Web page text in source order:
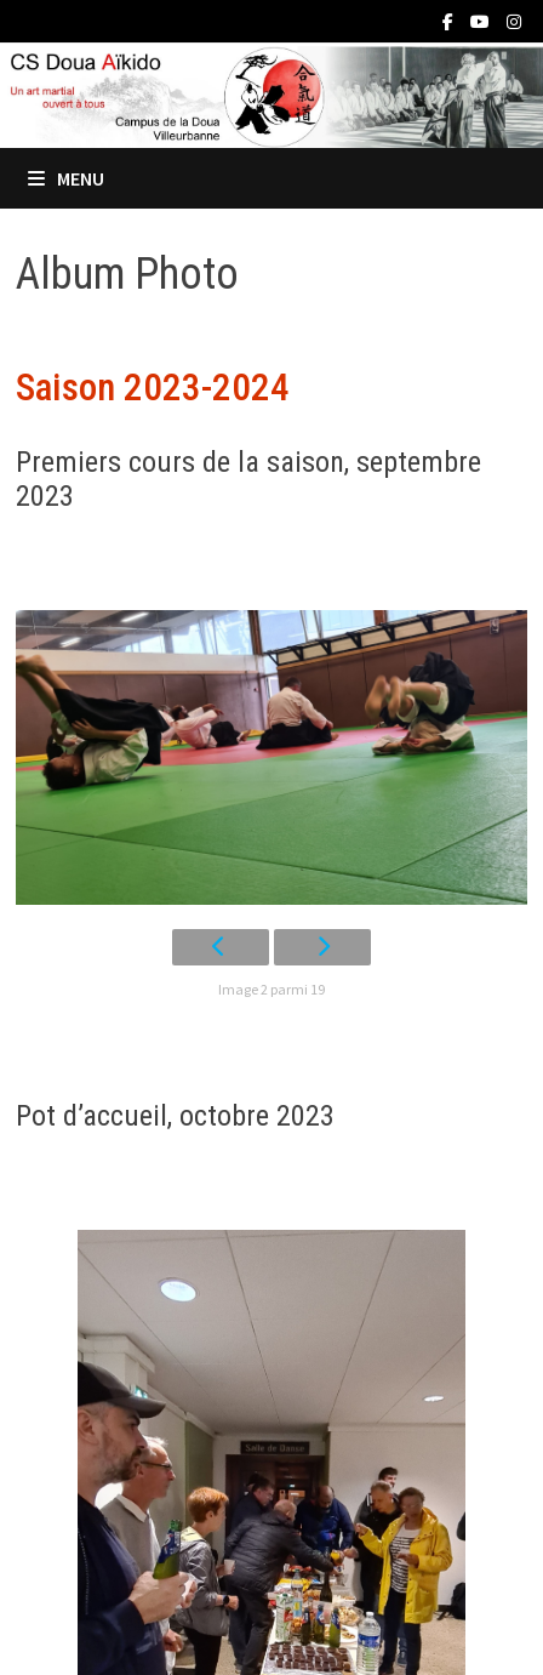
au
contenu
MENU
Album Photo
Saison 2023-2024
Premiers cours de la saison, septembre
2023
Image 2 parmi 19
Pot d’accueil, octobre 2023